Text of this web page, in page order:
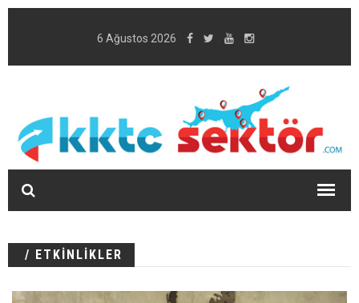
6 Ağustos 2026
/ ETKİNLİKLER